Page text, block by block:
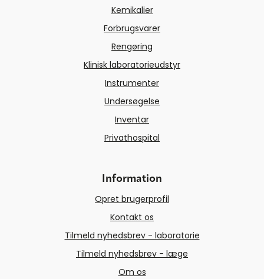
Kemikalier
Forbrugsvarer
Rengøring
Klinisk laboratorieudstyr
Instrumenter
Undersøgelse
Inventar
Privathospital
Information
Opret brugerprofil
Kontakt os
Tilmeld nyhedsbrev - laboratorie
Tilmeld nyhedsbrev - læge
Om os